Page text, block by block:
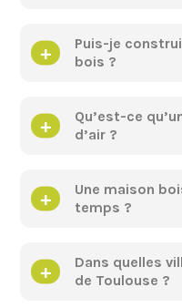
Puis-je
bois ?
Qu’est-ce
d’air ?
Une maison
temps ?
Dans quelles
de Toulouse ?